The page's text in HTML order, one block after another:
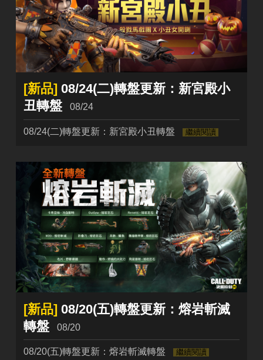
[新品] 08/24(二)轉盤更新：新宮殿小
丑轉盤
08/24
08/24(二)轉盤更新：新宮殿小丑轉盤 繼續閱讀
[新品] 08/20(五)轉盤更新：熔岩斬滅
轉盤
08/20
08/20(五)轉盤更新：熔岩斬滅轉盤 繼續閱讀